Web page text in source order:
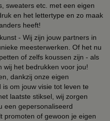
sweaters etc. met een eigen
en het lettertype en zo maak
heeft!
- Wij zijn jouw partners in
meesterwerken. Of het nu
of zelfs koussen zijn - als
wij het bedrukken voor jou!
dankzij onze eigen
om jouw visie tot leven te
laatste stiksel, wij zorgen
een gepersonaliseerd
promoten of gewoon je eigen